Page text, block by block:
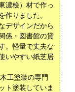
濃桧）材で作っ
作りました。
デザインだから
係・図書館の貸
。軽量で丈夫な
いやすい紙芝居
工塗装の専門
ト塗装していま